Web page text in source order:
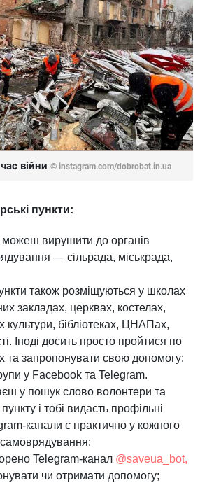
війни © instagram.com/dobrobat.in.ua
пункти:
вирушити до органів
— сільрада, міськрада,
також розміщуються у школах
закладах, церквах, костелах,
культури, бібліотеках, ЦНАПах,
Іноді досить просто пройтися по
та запропонувати свою допомогу;
у Facebook та Telegram.
у пошук слово волонтери та
і тобі видасть профільні
канали є практично у кожного
Telegram-канал @saveua_bot,
чи отримати допомогу;